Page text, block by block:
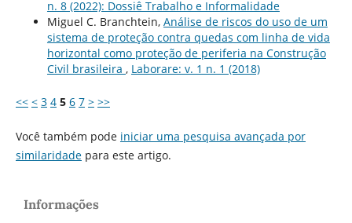
n. 8 (2022): Dossiê Trabalho e Informalidade
Miguel C. Branchtein, Análise de riscos do uso de um
sistema de proteção contra quedas com linha de vida
horizontal como proteção de periferia na Construção
Civil brasileira , Laborare: v. 1 n. 1 (2018)
<< < 3 4 5 6 7 > >>
Você também pode iniciar uma pesquisa avançada por
similaridadepara este artigo.
Informações